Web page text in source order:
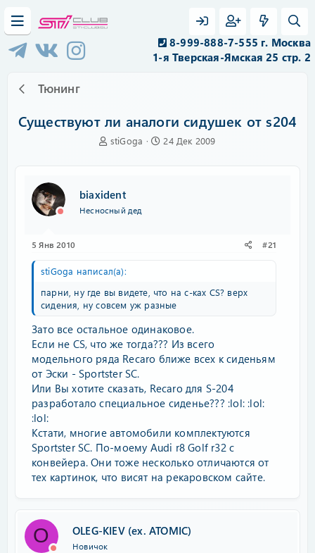
8-999-888-7-555 г. Москва
1-я Тверская-Ямская 25 стр. 2
Тюнинг
Существуют ли аналоги сидушек от s204
А
р
е
stiGoga
Д
24 Дек 2009
biaxident
Несносный дед
5 Янв 2010 #21
stiGoga написал(а):
парни, ну где вы видете, что на с-ках CS? верх
сидения, ну совсем уж разные
Зато все остальное одинаковое.
Если не CS, что же тогда??? Из всего
модельного ряда Recaro ближе всех к сиденьям
от Эски - Sportster SC.
Или Вы хотите сказать, Recaro для S-204
разработало специальное сиденье??? :lol: :lol:
:lol:
Кстати, многие автомобили комплектуются
Sportster SC. По-моему Audi r8 Golf r32 с
конвейера. Они тоже несколько отличаются от
тех картинок, что висят на рекаровском сайте.
O OLEG-KIEV (ex. ATOMIC)
Новичок